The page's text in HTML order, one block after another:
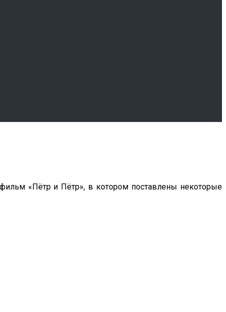
«Пётр и Пётр», в котором поставлены некоторые